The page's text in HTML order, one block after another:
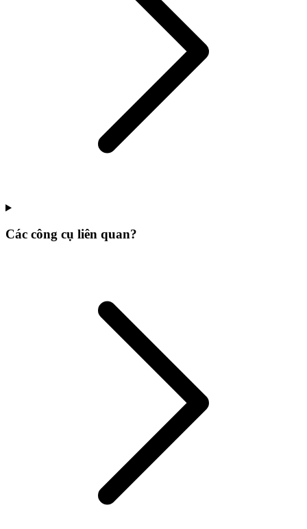
Các công cụ liên quan?